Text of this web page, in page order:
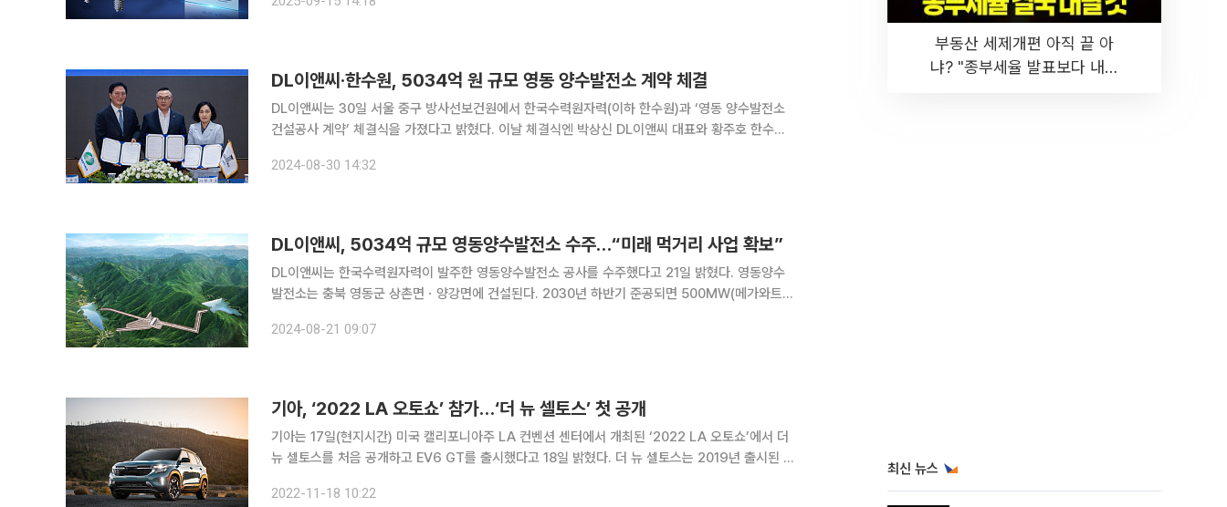
MDD(Medical Device Directive)를
DL이앤씨·한수원, 5034억 원 규모 영동 양수발전소 계약 체결
DL이앤씨는 30일 서울 중구 방사선보건원에서 한국수력원자력(이하 한수원)과 ‘영동 양수발전소
건설공사 계약’ 체결식을 가졌다고 밝혔다. 이날 체결식엔 박상신 DL이앤씨 대표와 황주호 한수원
양수발전소를 건설하는 것으로, 2030년 준공을 목표로 추
2024-08-30 14:32
DL이앤씨, 5034억 규모 영동양수발전소 수주…“미래 먹거리 사업 확보”
DL이앤씨는 한국수력원자력이 발주한 영동양수발전소 공사를 수주했다고 21일 밝혔다. 영동양수
발전소는 충북 영동군 상촌면ㆍ양강면에 건설된다. 2030년 하반기 준공되면 500MW(메가와트)
억 원에 달하는 상‧하부 댐과 지하 발전소, 수로터널 등 토
2024-08-21 09:07
기아, ‘2022 LA 오토쇼’ 참가…‘더 뉴 셀토스’ 첫 공개
기아는 17일(현지시간) 미국 캘리포니아주 LA 컨벤션 센터에서 개최된 ‘2022 LA 오토쇼’에서 더
뉴 셀토스를 처음 공개하고 EV6 GT를 출시했다고 18일 밝혔다. 더 뉴 셀토스는 2019년 출시된 셀
2022-11-18 10:22
부동산 세제개편 아직 끝 아
냐? "종부세율 발표보다 내릴
최신 뉴스